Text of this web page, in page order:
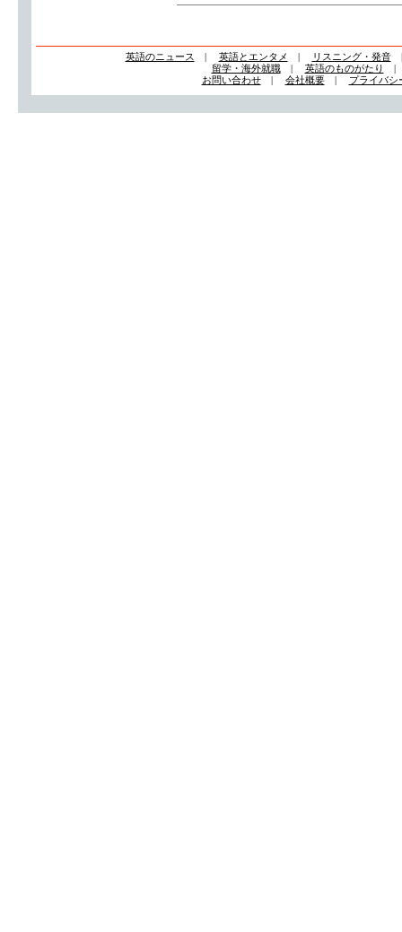
英語のニュース | 英語とエンタメ | リスニング・発音
留学・海外就職| 英語のものがたり
お問い合わせ| 会社概要| プライバシ